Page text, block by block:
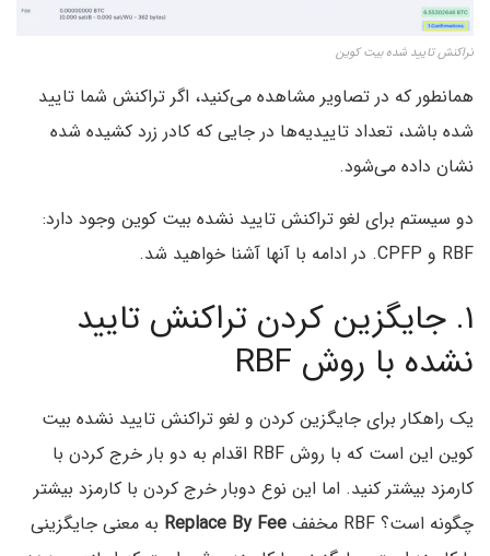
تراکنش تایید شده بیت کوین
همانطور که در تصاویر مشاهده می‌کنید، اگر تراکنش شما تایید
شده باشد، تعداد تاییدیه‌ها در جایی که کادر زرد کشیده شده
نشان داده می‌شود.
دو سیستم برای لغو تراکنش تایید نشده بیت کوین وجود دارد:
RBF و CPFP. در ادامه با آنها آشنا خواهید شد.
۱. جایگزین کردن تراکنش تایید
نشده با روش RBF
یک راهکار برای جایگزین کردن و لغو تراکنش تایید نشده بیت
کوین این است که با روش RBF اقدام به دو بار خرج کردن با
کارمزد بیشتر کنید. اما این نوع دوبار خرج کردن با کارمزد بیشتر
چگونه است؟ RBF مخفف
Replace By Fee به معنی جایگزینی